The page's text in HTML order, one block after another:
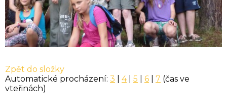
Zpět do složky
Automatické procházení: 3 4| 5 6 7 (čas ve
vteřinách)